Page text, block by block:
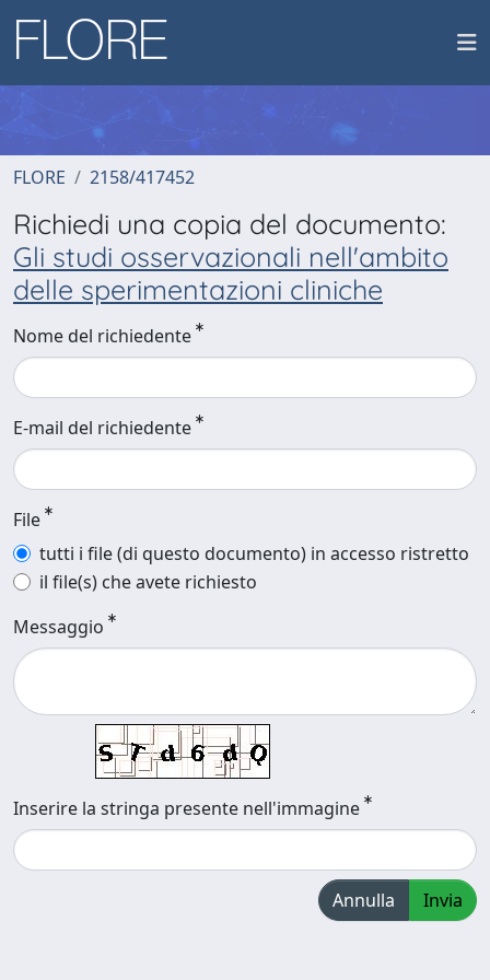
FLORE 2158/417452
Richiedi una copia del documento:
Gli studi osservazionali nell'ambito
delle sperimentazioni cliniche
Nome del richiedente
E-mail del richiedente
File
tutti i file (di questo documento) in accesso ristretto
il file(s) che avete richiesto
Messaggio
Inserire la stringa presente nell'immagine
Annulla Invia